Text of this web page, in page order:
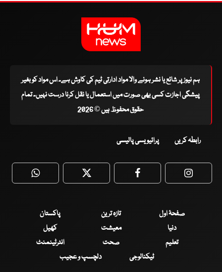
ہم نیوز پر شائع یا نشر ہونے والا مواد ادارتی ٹیم کی کاوش ہے۔ اس مواد کو بغیر
پیشگی اجازت کسی بھی صورت میں استعمال یا نقل کرنا درست نہیں۔ تمام
حقوق محفوظ ہیں © 2026
رابطہ کریں پرائیویسی پالیسی
WhatsApp Twitter Facebook
صفحۂ اول تازہ ترین
پاکستان
دنیا
معیشت
کھیل
تعلیم
صحت
انٹرٹینمنٹ
ٹیکنالوجی
دلچسپ و عجیب